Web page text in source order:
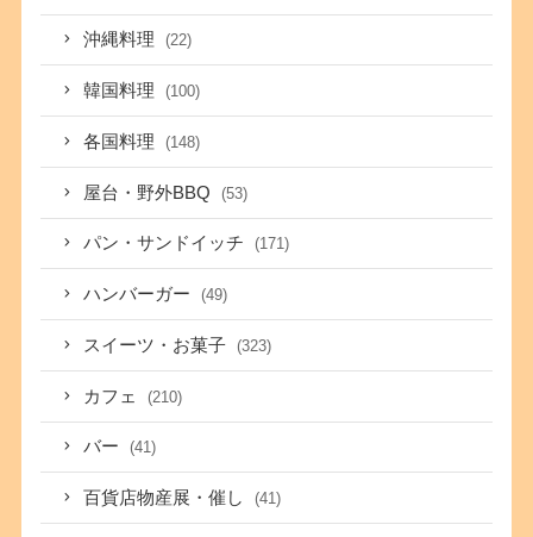
沖縄料理 (22)
韓国料理 (100)
各国料理 (148)
屋台・野外BBQ (53)
パン・サンドイッチ (171)
ハンバーガー (49)
スイーツ・お菓子 (323)
カフェ (210)
バー (41)
百貨店物産展・催し (41)